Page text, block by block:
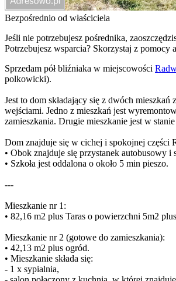
Bezpośrednio od właściciela
Jeśli nie potrzebujesz pośrednika,
Potrzebujesz wsparcia? Skorzystaj z pomocy
Sprzedam pół bliźniaka w miejscowości
polkowicki).
Jest to dom składający się z dwóch mieszkań
wejściami. Jedno z mieszkań jest
zamieszkania. Drugie mieszkanie jest w
Dom znajduje się w cichej i spokojnej części
• Obok znajduje się przystanek autobusowy i
• Szkoła jest oddalona o około 5 min pieszo.
---
Mieszkanie nr 1:
• 82,16 m2 plus Taras o powierzchni 5m2
Mieszkanie nr 2 (gotowe do zamieszkania):
• 42,13 m2 plus ogród.
• Mieszkanie składa się:
- 1 x sypialnia,